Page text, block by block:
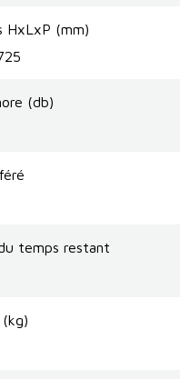
HxLxP (mm)
(db)
temps restant